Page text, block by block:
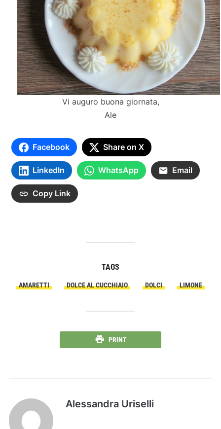
Vi auguro buona giornata,
Ale
Facebook Share on X
LinkedIn WhatsApp Email
Copy Link
TAGS
AMARETTI DOLCE AL CUCCHIAIO DOLCI LIMONE
PRINT
Alessandra Uriselli